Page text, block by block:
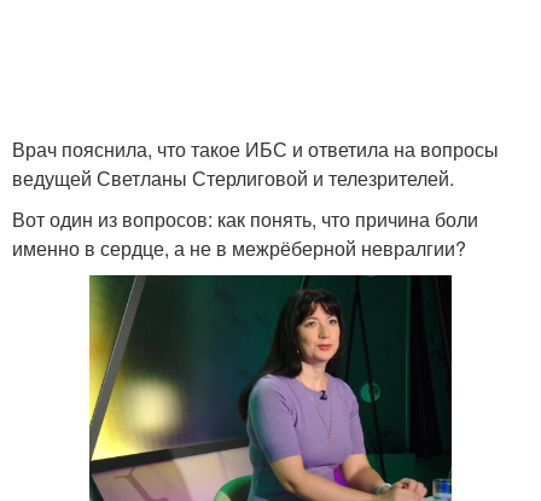
Врач пояснила, что такое ИБС и ответила на вопросы
ведущей Светланы Стерлиговой и телезрителей.
Вот один из вопросов: как понять, что причина боли
именно в сердце, а не в межрёберной невралгии?